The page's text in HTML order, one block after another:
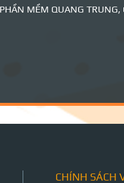
MỀM QUANG TRUNG,
CHÍNH SÁCH